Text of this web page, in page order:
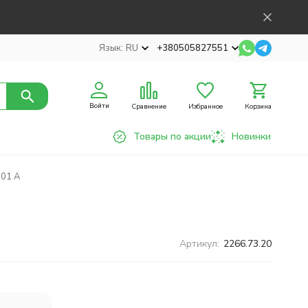
Язык: RU +380505827551
Войти Сравнение Избранное Корзина
Товары по акции Новинки
A
Артикул: 2266.73.20